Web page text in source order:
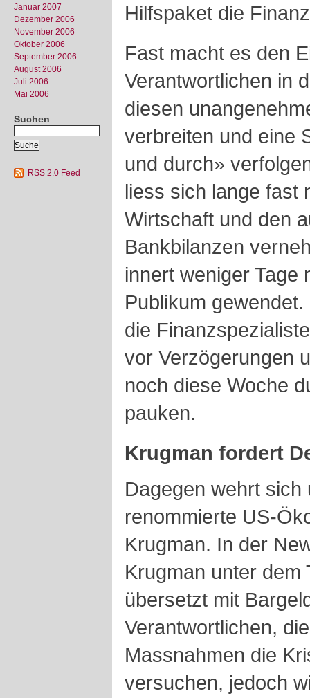
Januar 2007
Dezember 2006
November 2006
Oktober 2006
September 2006
August 2006
Juli 2006
Mai 2006
Suchen
RSS 2.0 Feed
Hilfspaket die
Fast macht es den
Verantwortlichen in
diesen
verbreiten und eine
und durch»
liess sich lange fast
Wirtschaft und den
Bankbilanzen
innert weniger Tage
Publikum
die
vor Verzögerungen
noch diese Woche
pauken.
Krugman fordert
Dagegen wehrt
renommierte US-
Krugman. In der
Krugman unter dem
übersetzt mit
Verantwortlichen,
Massnahmen die
versuchen, jedoch